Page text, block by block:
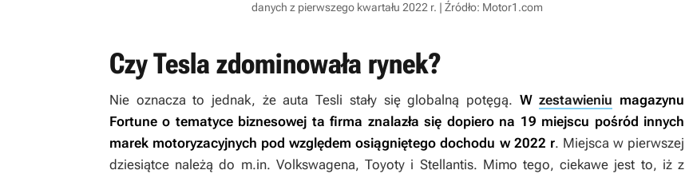
danych z pierwszego kwartału 2022 r. | Źródło: Motor1.com
Czy Tesla zdominowała rynek?
Nie oznacza to jednak, że auta Tesli stały się globalną potęgą. Wzestawieniu magazynu
Fortune o tematyce biznesowej ta firma znalazła się dopiero na 19 miejscu pośród innych
marek motoryzacyjnych pod względem osiągniętego dochodu w 2022 r. Miejsca w pierwszej
dziesiątce należą do m.in. Volkswagena, Toyoty i Stellantis. Mimo tego, ciekawe jest to, iż z